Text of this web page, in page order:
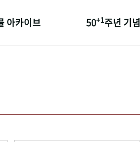
아카이브 50+1주년 기념